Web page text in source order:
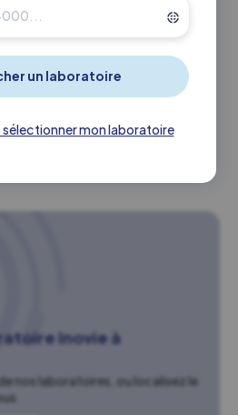
sélectionner mon laboratoire
Inovie à
nos laboratoires, ou localisez le